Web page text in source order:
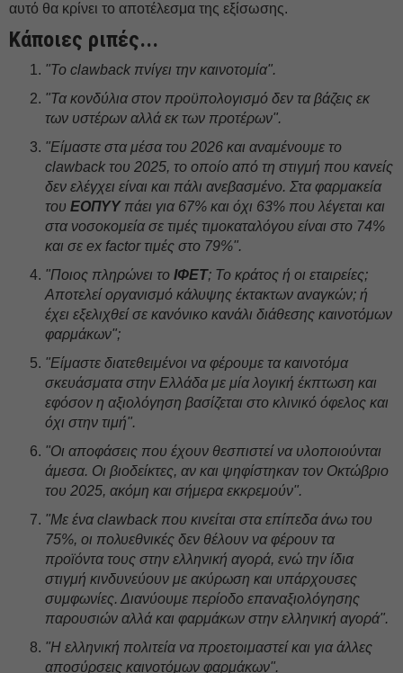
αυτό θα κρίνει το αποτέλεσμα της εξίσωσης.
Κάποιες ριπές...
"Το clawback πνίγει την καινοτομία".
"Τα κονδύλια στον προϋπολογισμό δεν τα βάζεις εκ
των υστέρων αλλά εκ των προτέρων".
"Είμαστε στα μέσα του 2026 και αναμένουμε το
clawback του 2025, το οποίο από τη στιγμή που κανείς
δεν ελέγχει είναι και πάλι ανεβασμένο. Στα φαρμακεία
του ΕΟΠΥΥπάει για 67% και όχι 63% που λέγεται και
στα νοσοκομεία σε τιμές τιμοκαταλόγου είναι στο 74%
και σε ex factor τιμές στο 79%".
"Ποιος πληρώνει το ΙΦΕΤ; Το κράτος ή οι εταιρείες;
Αποτελεί οργανισμό κάλυψης έκτακτων αναγκών; ή
έχει εξελιχθεί σε κανόνικο κανάλι διάθεσης καινοτόμων
φαρμάκων";
"Είμαστε διατεθειμένοι να φέρουμε τα καινοτόμα
σκευάσματα στην Ελλάδα με μία λογική έκπτωση και
εφόσον η αξιολόγηση βασίζεται στο κλινικό όφελος και
όχι στην τιμή".
"Οι αποφάσεις που έχουν θεσπιστεί να υλοποιούνται
άμεσα. Οι βιοδείκτες, αν και ψηφίστηκαν τον Οκτώβριο
του 2025, ακόμη και σήμερα εκκρεμούν".
"Με ένα clawback που κινείται στα επίπεδα άνω του
75%, οι πολυεθνικές δεν θέλουν να φέρουν τα
προϊόντα τους στην ελληνική αγορά, ενώ την ίδια
στιγμή κινδυνεύουν με ακύρωση και υπάρχουσες
συμφωνίες. Διανύουμε περίοδο επαναξιολόγησης
παρουσιών αλλά και φαρμάκων στην ελληνική αγορά".
"Η ελληνική πολιτεία να προετοιμαστεί και για άλλες
αποσύρσεις καινοτόμων φαρμάκων".